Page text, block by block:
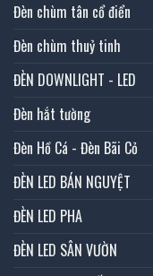
Đèn chùm tân cổ điển
Đèn chùm thuỷ tinh
ĐÈN DOWNLIGHT - LED
Đèn hắt tường
Đèn Hồ Cá - Đèn Bãi Cỏ
ĐÈN LED BÁN NGUYỆT
ĐÈN LED PHA
ĐÈN LED SÂN VƯỜN